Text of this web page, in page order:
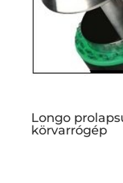
Longo
körvarrógép